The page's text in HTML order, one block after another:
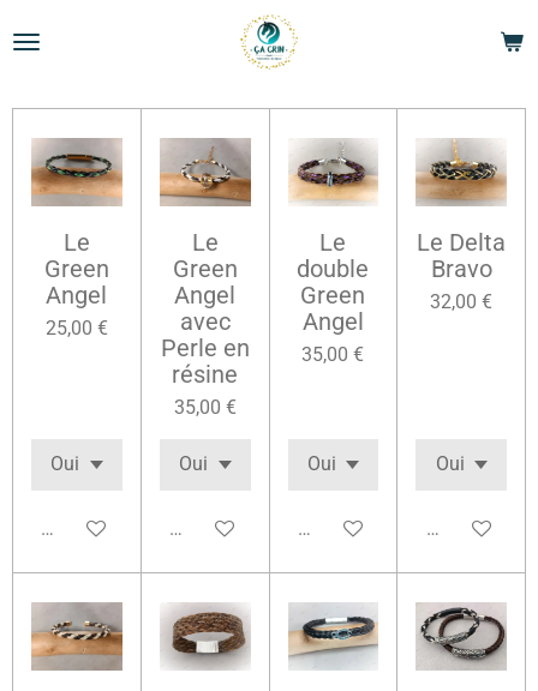
au
principal
Le
Green
Angel
25,00 €
Voir les détails
Le
Green
Angel
avec
Perle en
résine
35,00 €
Voir les détails
Le
double
Green
Angel
35,00 €
Voir les détails
Le Delta
Bravo
32,00 €
Voir les